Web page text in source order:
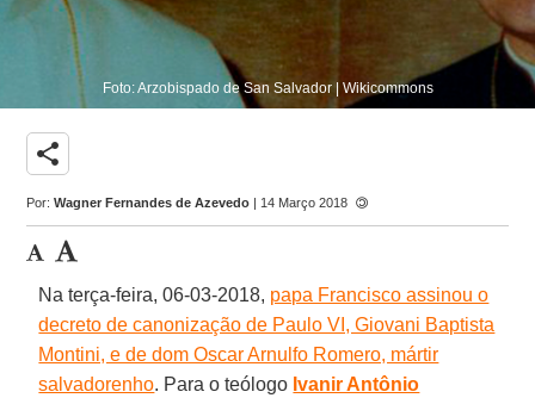
Foto: Arzobispado de San Salvador | Wikicommons
share
Por:Wagner Fernandes de Azevedo | 14 Março 2018
Na terça-feira, 06-03-2018, papa Francisco assinou o
decreto de canonização de Paulo VI, Giovani Baptista
Montini, e de dom Oscar Arnulfo Romero, mártir
salvadorenho. Para o teólogo Ivanir Antônio